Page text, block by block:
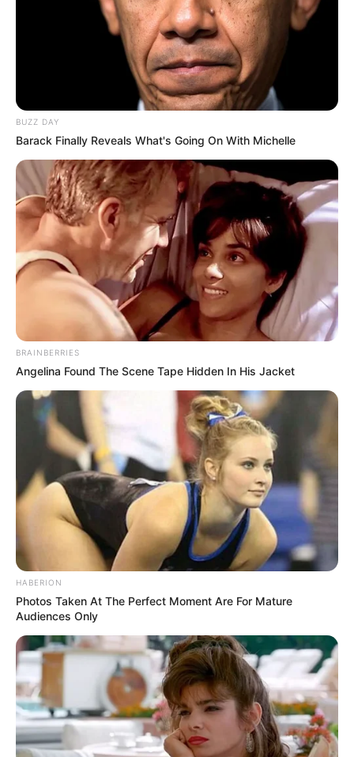
BUZZ DAY
Barack Finally Reveals What's Going On With Michelle
BRAINBERRIES
Angelina Found The Scene Tape Hidden In His Jacket
HABERION
Photos Taken At The Perfect Moment Are For Mature
Audiences Only